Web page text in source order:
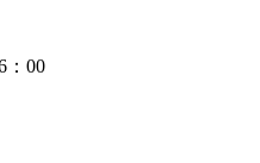
：00